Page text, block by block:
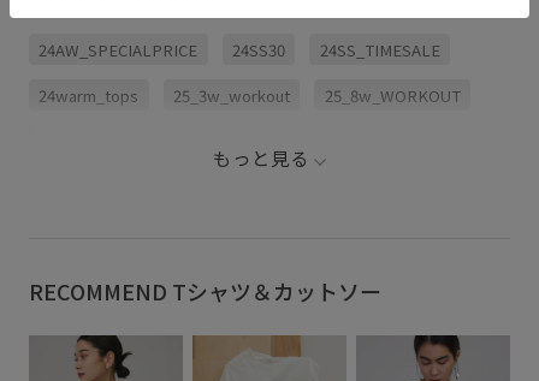
24AW_SPECIALPRICE 24SS30 24SS_TIMESALE
24warm_tops 25_3w_workout 25_8w_WORKOUT
PICKUP_SALE_RECOMMEND PICKUP_SALEオススメ
きれいに見える スクエアネック デコルテがきれい
もっと見る
RECOMMEND Tシャツ＆カットソー